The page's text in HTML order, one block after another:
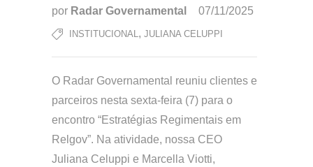
por Radar Governamental 07/11/2025
INSTITUCIONAL, JULIANA CELUPPI
O Radar Governamental reuniu clientes e
parceiros nesta sexta-feira (7) para o
encontro “Estratégias Regimentais em
Relgov”. Na atividade, nossa CEO
Juliana Celuppi e Marcella Viotti,